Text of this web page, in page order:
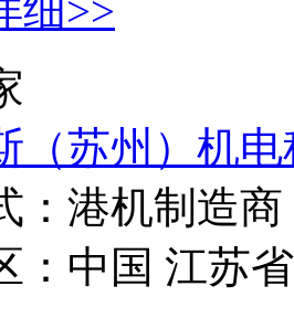
细>>
（苏州）机
港机制造
： 中国 江苏